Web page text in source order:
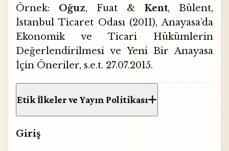
Örnek: Oğuz, Fuat & Kent, Bülent,
İstanbul Ticaret Odası (2011), Anayasa’da
Ekonomik ve Ticari Hükümlerin
Değerlendirilmesi ve Yeni Bir Anayasa
İçin Öneriler, s.e.t. 27.07.2015.
Etik İlkeler ve Yayın Politikası
Giriş